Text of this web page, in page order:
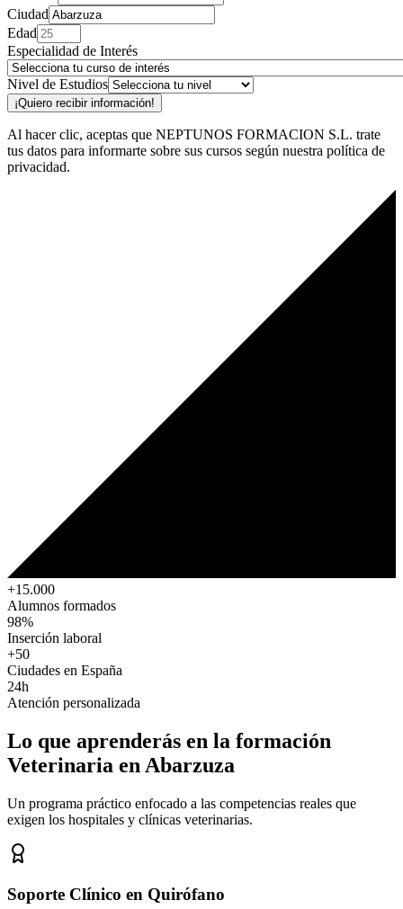
Ciudad
Edad
Especialidad de Interés
Nivel de Estudios
¡Quiero recibir información!
Al hacer clic, aceptas que NEPTUNOS FORMACION S.L. trate
tus datos para informarte sobre sus cursos según nuestra política de
privacidad.
+15.000
Alumnos formados
98%
Inserción laboral
+50
Ciudades en España
24h
Atención personalizada
Lo que aprenderás en la formación
Veterinaria en Abarzuza
Un programa práctico enfocado a las competencias reales que
exigen los hospitales y clínicas veterinarias.
Soporte Clínico en Quirófano